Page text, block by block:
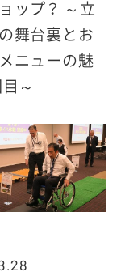
ップ？ ～立
舞台裏とお
ニューの魅
～